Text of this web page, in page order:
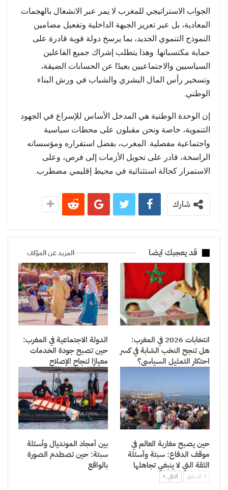
الجواب الاستراتيجي للمغرب لا يمر عبر الانشغال بالهجمات
المعادية، بل عبر تعزيز الجبهة الداخلية وتفعيل مضامين
النموذج التنموي الجديد، بما يرسخ دولة قوية قادرة على
حماية مكتسباتها. وهذا يتطلب إشراك جميع الفاعلين
السياسيين والاجتماعيين بعيدًا عن الحسابات الضيقة،
وتسخير رأس المال البشري والشباب في ورش البناء
الوطني.
إن الوحدة الوطنية هي المدخل الأساس للإسراع في الجهود
التنموية، خاصة ونحن مقبلون على محطات سياسية
واجتماعية مفصلية. المغرب، بفضل استقراره ومؤسساته
الراسخة، قادر على تحويل الأزمات إلى فرص، وعلى
الاستمرار كحالة استثنائية في محيط إقليمي مضطرب.
شارك
قد يعجبك ايضا المزيد عن المؤلف
انتخابات 2026 في المغرب:
هل تنجح النخب الشابة في كسر
احتكار التمثيل السياسي؟
الدولة الاجتماعية في المغرب:
حين تصبح جودة الخدمات
معيارًا لنجاح الإصلاح
حين يصبح مغاربة العالم في
موقف الدفاع: سبتة وأسئلة
الثقة التي لا ينبغي تجاهلها
بين أمجاد المونديال وأسئلة
سبتة: حين تصطدم الصورة
بالواقع
السابق التالي